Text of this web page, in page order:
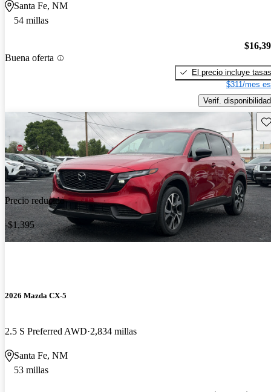
Santa Fe, NM
54 millas
Buena oferta
El precio incluye tasas
$311/mes
Verif. disponibilidad
Precio reducido
-$1,395
2026 Mazda CX-5
2.5 S Preferred AWD 2,834 millas
Santa Fe, NM
53 millas